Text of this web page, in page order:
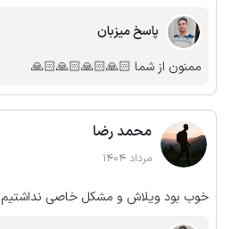
پاسخ میزبان
ممنون از شما 🙏🏻🙏🏻🙏🏻🙏🏻
محمد رضا
مرداد 1404
خوب بود ویلاش و مشکل خاصی نداشتیم